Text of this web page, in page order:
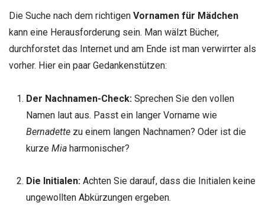
Die Suche nach dem richtigen Vornamen für Mädchen
kann eine Herausforderung sein. Man wälzt Bücher,
durchforstet das Internet und am Ende ist man verwirrter als
vorher. Hier ein paar Gedankenstützen:
Der Nachnamen-Check:Sprechen Sie den vollen
Namen laut aus. Passt ein langer Vorname wie
Bernadettezu einem langen Nachnamen? Oder ist die
kurze Miaharmonischer?
Die Initialen:Achten Sie darauf, dass die Initialen keine
ungewollten Abkürzungen ergeben.